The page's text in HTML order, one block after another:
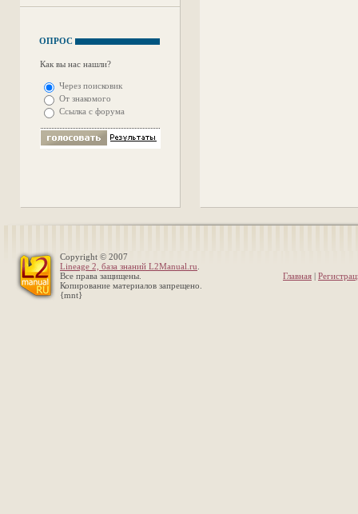
ОПРОС
Как вы нас нашли?
Через поисковик
От знакомого
Ссылка с форума
Copyright © 2007
Lineage 2, база знаний L2Manual.ru
Все права защищены.
Копирование материалов запрещено.
{mnt}
Главная |